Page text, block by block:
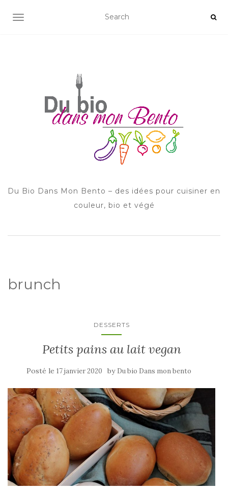
AFFICHER/MASQUER LA NAVIGATION
Du Bio Dans Mon Bento – des idées pour cuisiner en
couleur, bio et végé
brunch
DESSERTS
Petits pains au lait vegan
Posté le 17 janvier 2020 by Du bio Dans mon bento